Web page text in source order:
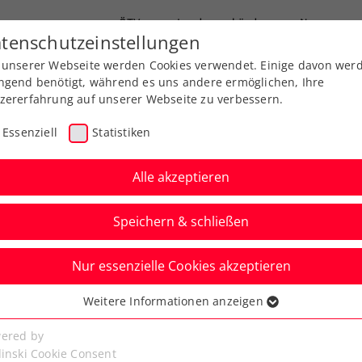
ÖTV Landesverbände News
Leistungssport Ausbildung Services
Training ProKids -
Webseite werden Cookies verwendet. Einige davon
benötigt, während es uns andere ermöglichen, Ihre
auf unserer Webseite zu verbessern.
Essenziell Statistiken
Alle akzeptieren
Speichern & schließen
Nur essenzielle Cookies akzeptieren
Cookies werden für grundlegende Funktionen der
benötigt. Dadurch ist gewährleistet, dass die Webseite
Weitere Informationen anzeigen
by
Cookie Consent